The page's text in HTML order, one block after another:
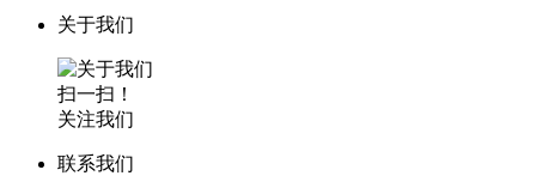
关于我们
扫一扫！
关注我们
联系我们